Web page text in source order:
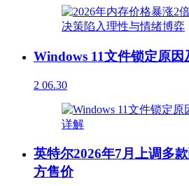
Windows 11文件锁定原
2 06.30
英特尔2026年7月上调多
方售价